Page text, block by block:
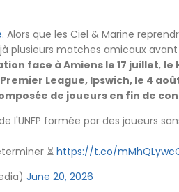
. Alors que les Ciel & Marine
plusieurs matches amicaux
face à Amiens le 17 juillet, le
League, Ipswich, le 4
de joueurs en fin de
l'UNFP formée par des joueurs
⏳ https://t.co/
June 20, 2026